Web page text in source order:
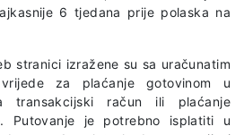
6 tjedana prije polaska na
stranici izražene su sa uračunatim
za plaćanje gotovinom u
transakcijski račun ili plaćanje
Putovanje je potrebno isplatiti u